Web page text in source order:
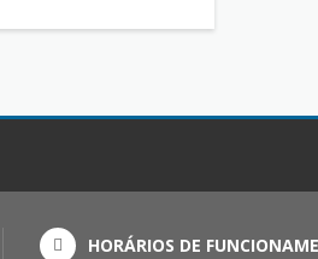
HORÁRIOS DE